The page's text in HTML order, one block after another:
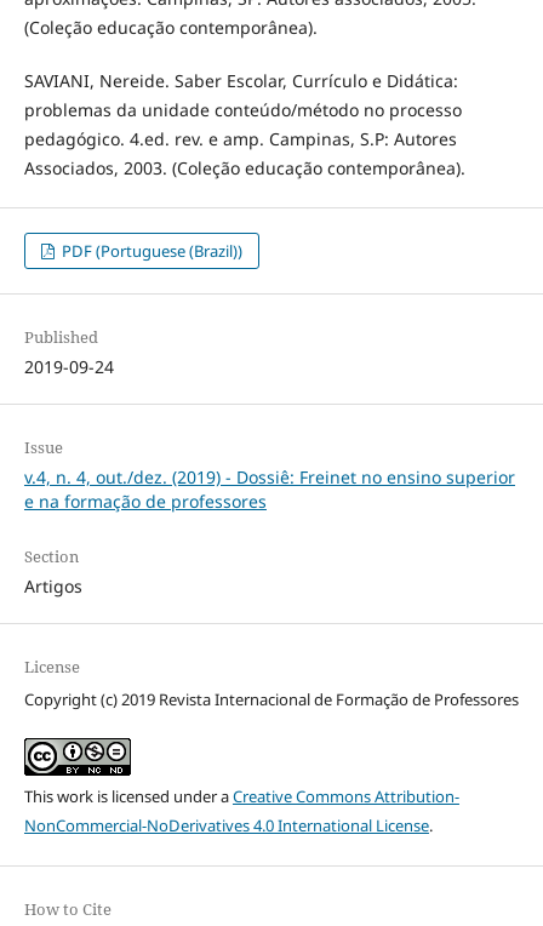
(Coleção educação contemporânea).
SAVIANI, Nereide. Saber Escolar, Currículo e Didática:
problemas da unidade conteúdo/método no processo
pedagógico. 4.ed. rev. e amp. Campinas, S.P: Autores
Associados, 2003. (Coleção educação contemporânea).
PDF (Portuguese (Brazil))
Published
2019-09-24
Issue
v.4, n. 4, out./dez. (2019) - Dossiê: Freinet no ensino superior
e na formação de professores
Section
Artigos
License
Copyright (c) 2019 Revista Internacional de Formação de Professores
This work is licensed under aCreative Commons Attribution-
NonCommercial-NoDerivatives 4.0 International License.
How to Cite